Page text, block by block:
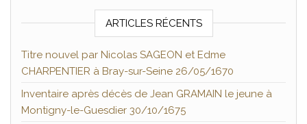
ARTICLES RÉCENTS
Titre nouvel par Nicolas SAGEON et Edme
CHARPENTIER à Bray-sur-Seine 26/05/1670
Inventaire après décès de Jean GRAMAIN le jeune à
Montigny-le-Guesdier 30/10/1675